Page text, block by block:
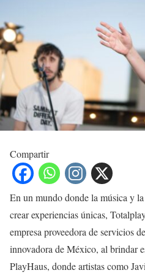
Compartir
En un mundo donde la música y
crear experiencias únicas,
empresa proveedora de servicios
innovadora de México, al brindar
PlayHaus, donde artistas como